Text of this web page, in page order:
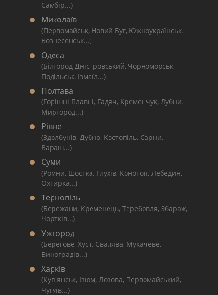
Самбір...)
Миколаїв
(Первомайськ, Новий Буг, Южноукраїнськ,
Вознесенськ...)
Одеса
(Білгород-Дністровський, Чорноморськ,
Подільськ, Ізмаїл...)
Полтава
(Горішні Плавні, Гадяч, Кременчук, Лубни,
Миргород...)
Рівне
(Здолбунів, Дубно, Костопіль, Сарни,
Вараш...)
Суми
(Ромни, Шостка, Глухів, Конотоп, Лебедин,
Охтирка...)
Тернопіль
(Бережани, Кременець, Теребовля, Збараж,
Чортків...)
Ужгород
(Берегове, Хуст, Свалява, Мукачеве,
Виноградів...)
Харків
(Куп'янськ, Ізюм, Лозова, Первомайський,
Чугуїв...)